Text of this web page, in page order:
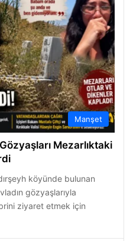
Manşet
Gözyaşları Mezarlıktaki
köyünde bulunan
gözyaşlarıyla
ziyaret etmek için